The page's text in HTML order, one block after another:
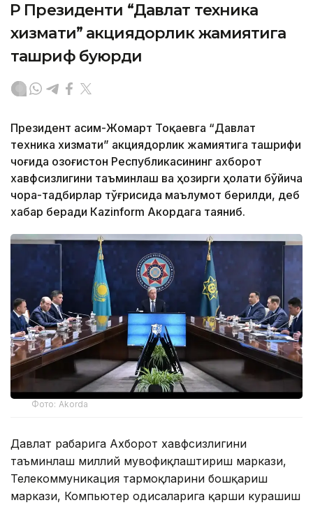
ҚР Президенти “Давлат техника
хизмати” акциядорлик жамиятига
ташриф буюрди
Президент Қасим-Жомарт Тоқаевга “Давлат
техника хизмати” акциядорлик жамиятига ташрифи
чоғида Қозоғистон Республикасининг ахборот
хавфсизлигини таъминлаш ва ҳозирги ҳолати бўйича
чора-тадбирлар тўғрисида маълумот берилди, деб
хабар беради Каzinform Акордага таяниб.
Фото: Akorda
Давлат раҳбарига Ахборот хавфсизлигини
таъминлаш миллий мувофиқлаштириш маркази,
Телекоммуникация тармоқларини бошқариш
маркази, Компьютер ҳодисаларига қарши курашиш